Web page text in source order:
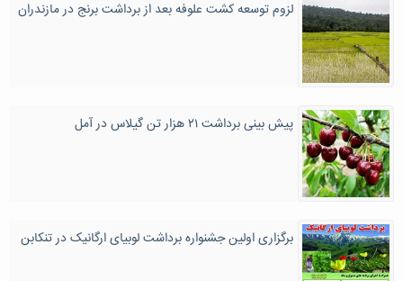
لزوم توسعه کشت علوفه بعد از برداشت برنج در مازندران
پیش بینی برداشت ۲۱ هزار تن گیلاس در آمل
برگزاری اولین جشنواره برداشت لوبیای ارگانیک در تنکابن